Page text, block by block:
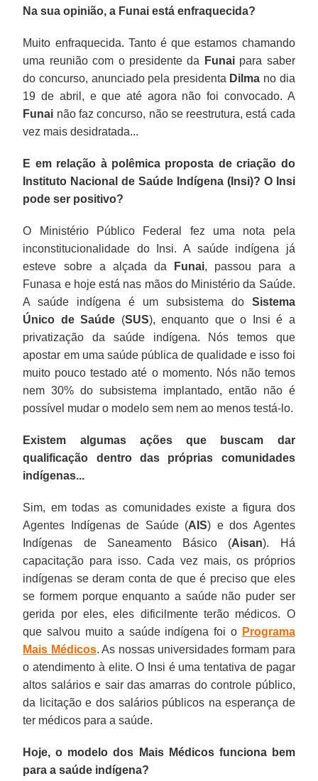
Na sua opinião, a Funai está enfraquecida?
Muito enfraquecida. Tanto é que estamos chamando
uma reunião com o presidente da
Funaipara saber
do concurso, anunciado pela presidenta Dilma no dia
19 de abril, e que até agora não foi convocado. A
Funai não faz concurso, não se reestrutura, está cada
vez mais desidratada...
E em relação à polêmica proposta de criação do
Instituto Nacional de Saúde Indígena (Insi)? O Insi
pode ser positivo?
O Ministério Público Federal fez uma nota pela
inconstitucionalidade do Insi. A saúde indígena já
esteve sobre a alçada da
Funai, passou para a
Funasa e hoje está nas mãos do Ministério da Saúde.
A saúde indígena é um subsistema do Sistema
Único de Saúde (SUS), enquanto que o Insi é a
privatização da saúde indígena. Nós temos que
apostar em uma saúde pública de qualidade e isso foi
muito pouco testado até o momento. Nós não temos
nem 30% do subsistema implantado, então não é
possível mudar o modelo sem nem ao menos testá-lo.
Existem algumas ações que buscam dar
qualificação dentro das próprias comunidades
indígenas...
Sim, em todas as comunidades existe a figura dos
Agentes Indígenas de Saúde (AIS) e dos Agentes
Indígenas de Saneamento Básico (Aisan). Há
capacitação para isso. Cada vez mais, os próprios
indígenas se deram conta de que é preciso que eles
se formem porque enquanto a saúde não puder ser
gerida por eles, eles dificilmente terão médicos. O
que salvou muito a saúde indígena foi o Programa
Mais Médicos. As nossas universidades formam para
o atendimento à elite. O Insi é uma tentativa de pagar
altos salários e sair das amarras do controle público,
da licitação e dos salários públicos na esperança de
ter médicos para a saúde.
Hoje, o modelo dos Mais Médicos funciona bem
para a saúde indígena?